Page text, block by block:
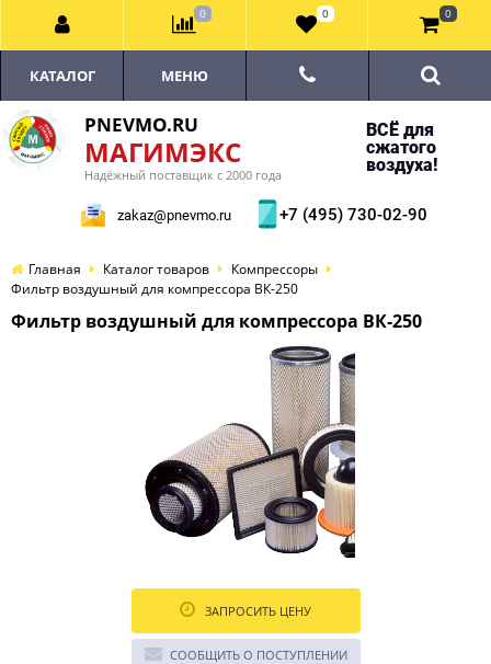
PNEVMO.RU
МАГИМЭКС
Надёжный поставщик с 2000 года
ВСЁ для
сжатого
воздуха!
zakaz@pnevmo.ru +7 (495) 730-02-90
КАТАЛОГ МЕНЮ
Главная Каталог товаров
Компрессоры
Фильтр воздушный для компрессора ВК-250
Фильтр воздушный для компрессора ВК-250
ЗАПРОСИТЬ ЦЕНУ
СООБЩИТЬ О ПОСТУПЛЕНИИ
0 0 0